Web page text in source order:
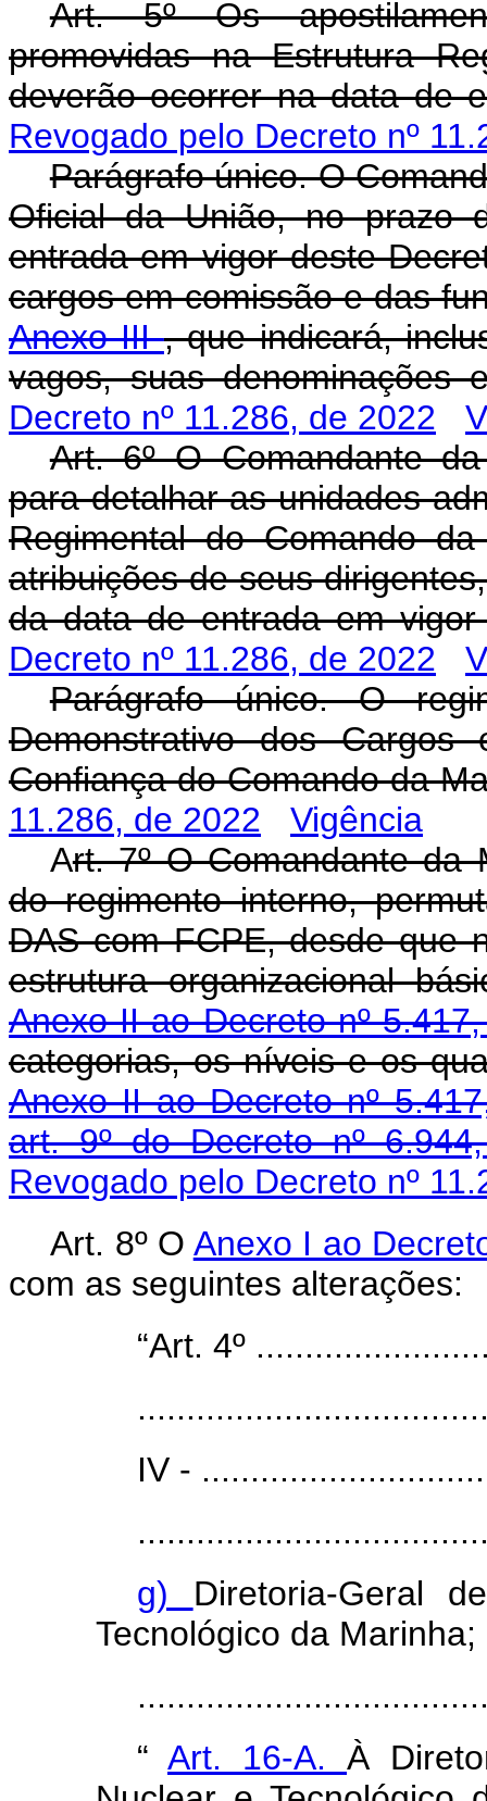
Art. 5º Os
promovidas na Estrutura
deverão ocorrer na data de
Revogado pelo Decreto nº
Parágrafo único. O
Oficial da União, no prazo
entrada em vigor deste
cargos em comissão e das
Anexo III, que indicará,
vagos, suas denominações
Decreto nº 11.286, de 2022
Art. 6º O Comandante
para detalhar as unidades
Regimental do Comando
atribuições de seus
da data de entrada em
Decreto nº 11.286, de 2022
Parágrafo único. O
Demonstrativo dos
Confiança do Comando da
11.286, de 2022
Vigência
Art. 7º O Comandante da
do regimento interno,
DAS com FCPE, desde que
estrutura organizacional
Anexo II ao Decreto nº
categorias, os níveis e os
Anexo II ao Decreto nº
art. 9º do Decreto nº
Revogado pelo Decreto nº
Art. 8º O Anexo I ao
com as seguintes alterações:
“Art. 4º
IV -
g) Diretoria-Geral
Tecnológico da Marinha;
“ Art. 16-A. À